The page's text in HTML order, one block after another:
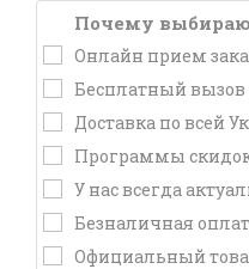
Почему
Онлайн прием
Бесплатный вызов
Доставка по всей
Программы скидок
У нас всегда
Безналичная
Официальный